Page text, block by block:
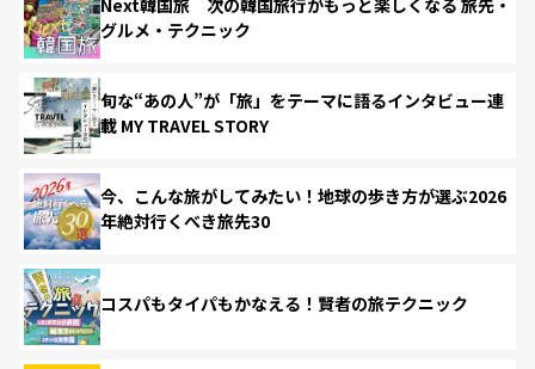
グルメ・テクニック
旬な“あの人”が「旅」をテーマに語るインタビュー連
載 MY TRAVEL STORY
今、こんな旅がしてみたい！地球の歩き方が選ぶ2026
年絶対行くべき旅先30
コスパもタイパもかなえる！賢者の旅テクニック